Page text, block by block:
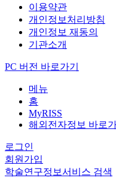
이용약관
개인정보처리방침
개인정보 재동의
기관소개
PC 버전 바로가기
메뉴
홈
MyRISS
해외전자정보 바로가
로그인
회원가입
학술연구정보서비스 검색